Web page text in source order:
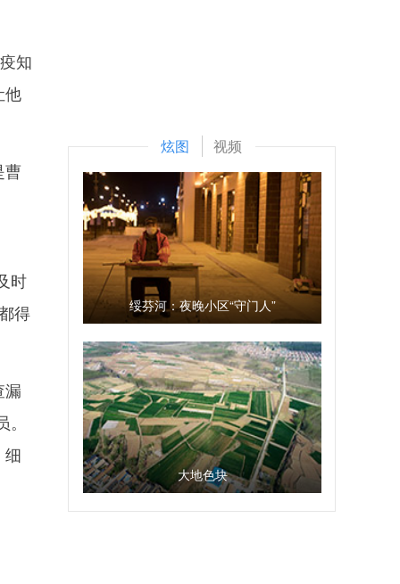
知
他
曹
时
得
细
炫图 视频
绥芬河：夜晚小区“守门人”
大地色块